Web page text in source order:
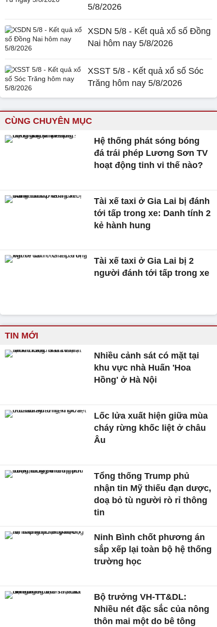
5/8/2026
XSDN 5/8 - Kết quả xổ số Đồng
Nai hôm nay 5/8/2026
XSST 5/8 - Kết quả xổ số Sóc
Trăng hôm nay 5/8/2026
CÙNG CHUYÊN MỤC
Hệ thống phát sóng bóng
đá trái phép Lương Sơn TV
hoạt động tinh vi thế nào?
Tài xế taxi ở Gia Lai bị đánh
tới tấp trong xe: Danh tính 2
kẻ hành hung
Tài xế taxi ở Gia Lai bị 2
người đánh tới tấp trong xe
TIN MỚI
Nhiều cảnh sát có mặt tại
khu vực nhà Huấn 'Hoa
Hồng' ở Hà Nội
Lốc lửa xuất hiện giữa mùa
cháy rừng khốc liệt ở châu
Âu
Tổng thống Trump phủ
nhận tin Mỹ thiếu đạn dược,
doạ bỏ tù người rò rỉ thông
tin
Ninh Bình chốt phương án
sắp xếp lại toàn bộ hệ thống
trường học
Bộ trưởng VH-TT&DL:
Nhiều nét đặc sắc của nông
thôn mai một do bê tông